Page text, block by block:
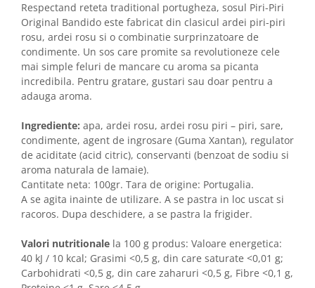
Respectand reteta traditional portugheza, sosul Piri-Piri
Original Bandido este fabricat din clasicul ardei piri-piri
rosu, ardei rosu si o combinatie surprinzatoare de
condimente. Un sos care promite sa revolutioneze cele
mai simple feluri de mancare cu aroma sa picanta
incredibila. Pentru gratare, gustari sau doar pentru a
adauga aroma.
Ingrediente: apa, ardei rosu, ardei rosu piri – piri, sare,
condimente, agent de ingrosare (Guma Xantan), regulator
de aciditate (acid citric), conservanti (benzoat de sodiu si
aroma naturala de lamaie).
Cantitate neta: 100gr. Tara de origine: Portugalia.
A se agita inainte de utilizare. A se pastra in loc uscat si
racoros. Dupa deschidere, a se pastra la frigider.
Valori nutritionale la 100 g produs: Valoare energetica:
40 kJ / 10 kcal; Grasimi <0,5 g, din care saturate <0,01 g;
Carbohidrati <0,5 g, din care zaharuri <0,5 g, Fibre <0,1 g,